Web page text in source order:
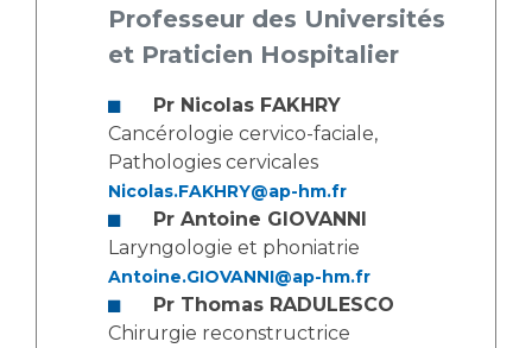
Mouvement Parcours Handicap 13
Activité physique
Cancer
Médecine nucléaire
Réseaux de soins
Adresser un examen au Laboratoire de Biologie
Radiologie / Imagerie
Cancérologie
Les pôles d'activité médicale
Anatomie et Cytologie Pathologiques
Adresser un examen au Laboratoire d'Infectiologie
Centres de référence Maladies Rares
Plateforme d'Expertise Maladies Rares
Professeur des Universités
et Praticien Hospitalier
Pr Nicolas FAKHRY
Cancérologie cervico-faciale,
Pathologies cervicales
Nicolas.FAKHRY@ap-hm.fr
Pr Antoine GIOVANNI
Laryngologie et phoniatrie
Antoine.GIOVANNI@ap-hm.fr
Pr Thomas RADULESCO
Chirurgie reconstructrice